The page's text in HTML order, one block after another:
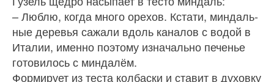
– Люблю, когда много орехов. Кстати, миндаль­
ные деревья сажали вдоль каналов с водой в
Ита­лии, именно поэтому изначально печенье
готови­лось с миндалём.
Формирует из теста колбаски и ставит в духовку